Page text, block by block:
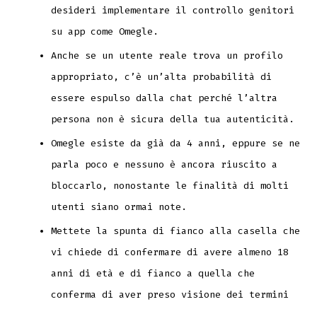
desideri implementare il controllo genitori
su app come Omegle.
Anche se un utente reale trova un profilo
appropriato, c’è un’alta probabilità di
essere espulso dalla chat perché l’altra
persona non è sicura della tua autenticità.
Omegle esiste da già da 4 anni, eppure se ne
parla poco e nessuno è ancora riuscito a
bloccarlo, nonostante le finalità di molti
utenti siano ormai note.
Mettete la spunta di fianco alla casella che
vi chiede di confermare di avere almeno 18
anni di età e di fianco a quella che
conferma di aver preso visione dei termini